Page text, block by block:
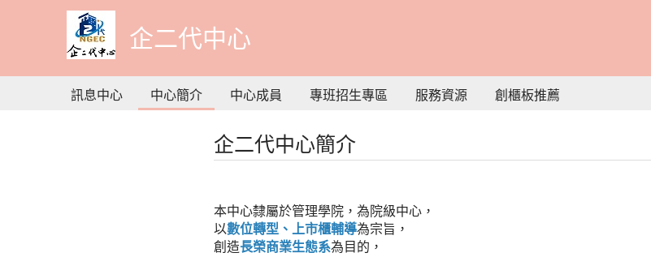
要
內
容
企二代中心
訊息中心 中心簡介 中心成員 專班招生專區 服務資源 創櫃板推薦
企二代中心簡介
本中心隸屬於管理學院，為院級中心，
以數位轉型、上市櫃輔導為宗旨，
創造長榮商業生態系為目的，